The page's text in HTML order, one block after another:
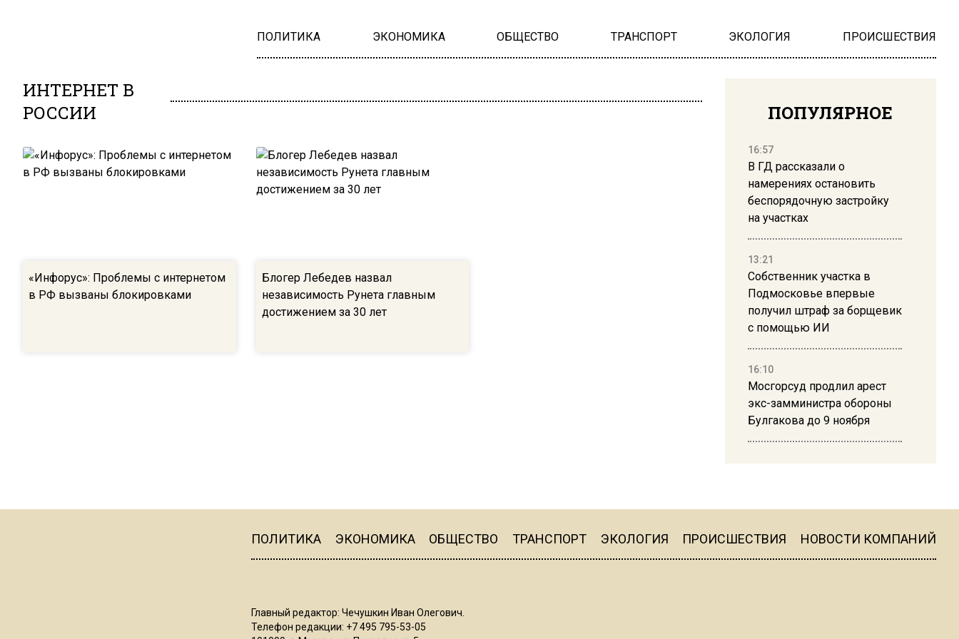
ПОЛИТИКА ЭКОНОМИКА ОБЩЕСТВО ТРАНСПОРТ ЭКОЛОГИЯ ПРОИСШЕСТВИЯ
ИНТЕРНЕТ В
РОССИИ
«Инфорус»: Проблемы с интернетом
в РФ вызваны блокировками
Блогер Лебедев назвал
независимость Рунета главным
достижением за 30 лет
ПОПУЛЯРНОЕ
16:57
В ГД рассказали о
намерениях остановить
беспорядочную застройку
на участках
13:21
Собственник участка в
Подмосковье впервые
получил штраф за борщевик
с помощью ИИ
16:10
Мосгорсуд продлил арест
экс-замминистра обороны
Булгакова до 9 ноября
16:19
ПОЛИТИКА ЭКОНОМИКА ОБЩЕСТВО ТРАНСПОРТ ЭКОЛОГИЯ ПРОИСШЕСТВИЯ НОВОСТИ КОМПАНИЙ
Главный редактор: Чечушкин Иван Олегович.
Телефон редакции: +7 495 795-53-05